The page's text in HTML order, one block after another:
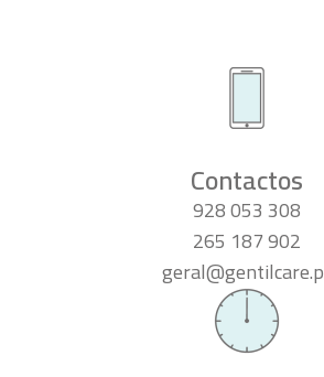
Contactos
928 053 308
265 187 902